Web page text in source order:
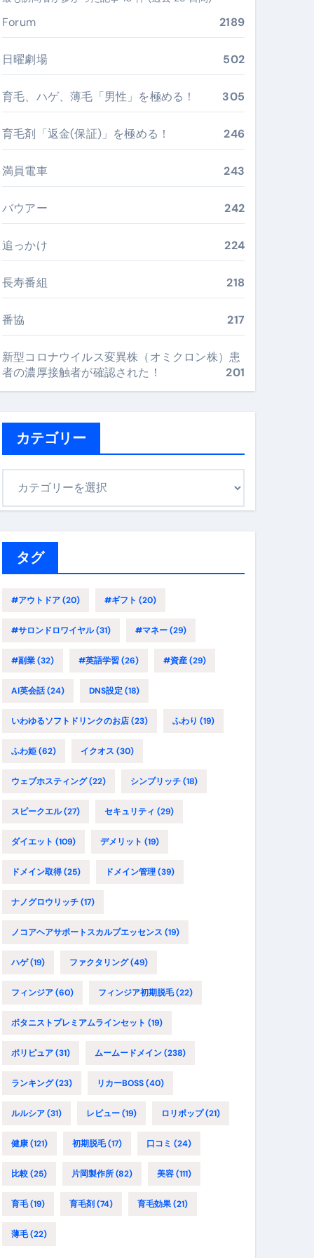
実践大全
。いま選ばれている新定番ドメイン
レ #美容 #健康 #雑学 #ナレーター #小林将大
#美容 #健康 #雑学 #ナレーター #小林将大
#美容 #健康 #雑学 #ナレーター #小林将大
すめ・選び方・洗い方・Q&Aまで
の寝室に最適解を出す快眠ガイド
足腰と体幹”を育てる選び方＆続け方ガイド
目的別に失敗しない
散り対策の選び方
Forum 2189
日曜劇場 502
育毛、ハゲ、薄毛「男性」を極める！ 305
育毛剤「返金(保証)」を極める！ 246
満員電車 243
バウアー 242
追っかけ 224
長寿番組 218
番協 217
新型コロナウイルス変異株（オミクロン株）患
者の濃厚接触者が確認された！
201
カテゴリー
タグ
#アウトドア(20) #ギフト (20)
#サロンドロワイヤル(31) #マネー(29)
#副業(32) #英語学習(26) #資産(29)
AI英会話(24) DNS設定(18)
いわゆるソフトドリンクのお店(23) ふわり (19)
ふわ姫(62) イクオス (30)
ウェブホスティング(22) シンプリッチ(18)
スピークエル(27) セキュリティ (29)
ダイエット (109) デメリット (19)
ドメイン取得(25) ドメイン管理(39)
ナノグロウリッチ(17)
ノコアヘアサポートスカルプエッセンス (19)
ハゲ(19) ファクタリング(49)
フィンジア(60) フィンジア初期脱毛(22)
ボタニストプレミアムラインセット (19)
ポリピュア(31) ムームードメイン(238)
ランキング(23) リカーBOSS(40)
ルルシア(31) レビュー(19) ロリポップ(21)
健康(121) 初期脱毛(17) 口コミ (24)
比較(25) 片岡製作所(82) 美容(111)
育毛(19) 育毛剤 (74) 育毛効果(21)
薄毛(22)